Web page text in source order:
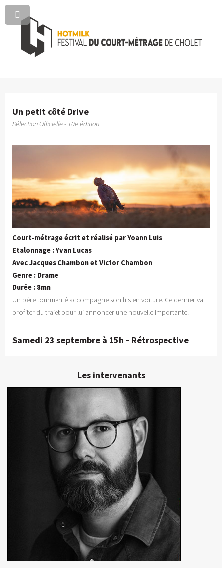
Un petit côté Drive
Sélection Officielle - 10e édition
Court-métrage écrit et réalisé par Yoann Luis
Etalonnage : Yvan Lucas
Avec Jacques Chambon et Victor Chambon
Genre : Drame
Durée : 8mn
Un père tourmenté accompagne son fils en voiture. Ce dernier va
profiter du trajet pour lui annoncer une nouvelle importante.
Samedi 23 septembre à 15h - Rétrospective
Les intervenants
Producteur, réalisateur
En détails